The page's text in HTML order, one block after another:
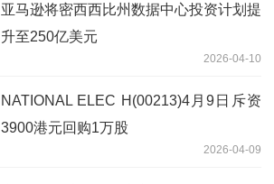
亚马逊将密西西比州数据中心投资计划提
升至250亿美元
2026-04-10
NATIONAL ELEC H(00213)4月9日斥资
3900港元回购1万股
2026-04-09